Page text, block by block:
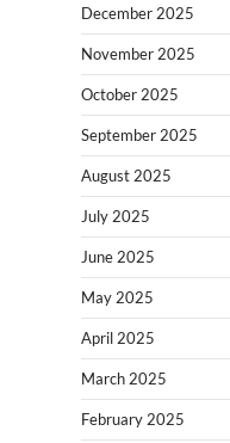
December 2025
November 2025
October 2025
September 2025
August 2025
July 2025
June 2025
May 2025
April 2025
March 2025
February 2025